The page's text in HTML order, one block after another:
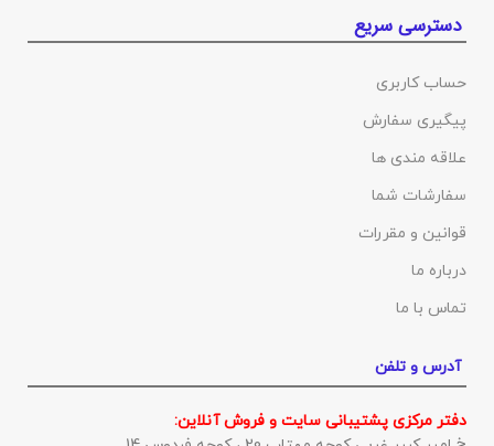
دسترسی سریع
حساب کاربری
پیگیری سفارش
علاقه مندی ها
سفارشات شما
قوانین و مقررات
درباره ما
تماس با ما
آدرس و تلفن
دفتر مرکزی پشتیبانی سایت و فروش آنلاین: